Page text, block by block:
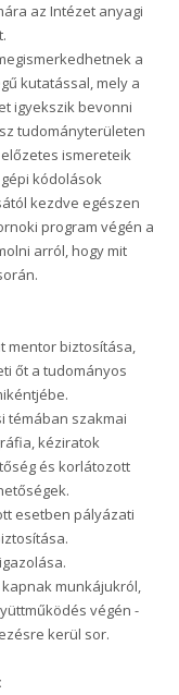
az Intézet anyagi
a
kutatással, mely a
igyekszik bevonni
tudományterületen
ismereteik
kódolások
kezdve egészen
program végén a
arról, hogy mit
mentor biztosítása,
őt a tudományos
témában szakmai
kéziratok
és korlátozott
esetben pályázati
munkájukról,
végén -
kerül sor.